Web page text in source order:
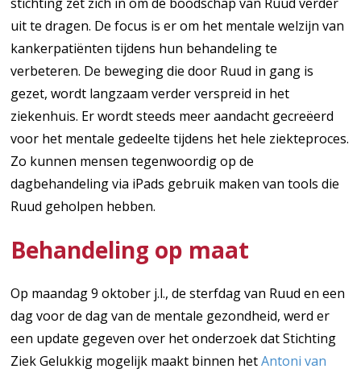
uit te dragen. De focus is er om het mentale welzijn van
kankerpatiënten tijdens hun behandeling te
verbeteren. De beweging die door Ruud in gang is
gezet, wordt langzaam verder verspreid in het
ziekenhuis. Er wordt steeds meer aandacht gecreëerd
voor het mentale gedeelte tijdens het hele ziekteproces.
Zo kunnen mensen tegenwoordig op de
dagbehandeling via iPads gebruik maken van tools die
Ruud geholpen hebben.
Behandeling op maat
Op maandag 9 oktober j.l., de sterfdag van Ruud en een
dag voor de dag van de mentale gezondheid, werd er
een update gegeven over het onderzoek dat Stichting
Ziek Gelukkig mogelijk maakt binnen hetAntoni van